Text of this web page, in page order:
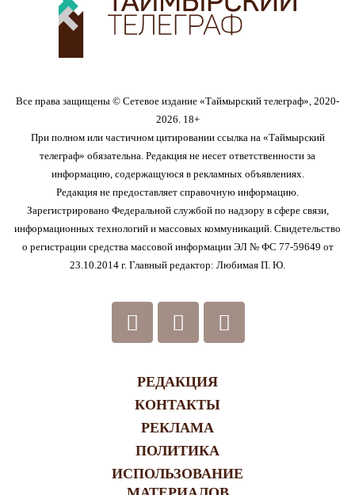
Все права защищены © Сетевое издание «Таймырский телеграф», 2020-
2026. 18+
При полном или частичном цитировании ссылка на «Таймырский
телеграф» обязательна. Редакция не несет ответственности за
информацию, содержащуюся в рекламных объявлениях.
Редакция не предоставляет справочную информацию.
Зарегистрировано Федеральной службой по надзору в сфере связи,
информационных технологий и массовых коммуникаций. Свидетельство
о регистрации средства массовой информации ЭЛ № ФС 77-59649 от
23.10.2014 г. Главный редактор: Любимая П. Ю.
РЕДАКЦИЯ
КОНТАКТЫ
РЕКЛАМА
ПОЛИТИКА
ИСПОЛЬЗОВАНИЕ